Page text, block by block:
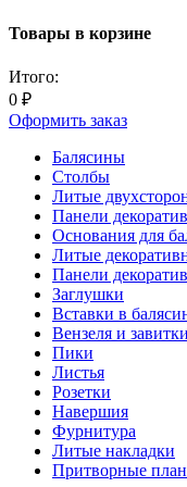
Товары в корзине
Итого:
0 ₽
Оформить заказ
Балясины
Столбы
Литые
Панели
Основания для
Литые
Панели
Заглушки
Вставки в
Вензеля и завитки
Пики
Листья
Розетки
Навершия
Фурнитура
Литые накладки
Притворные